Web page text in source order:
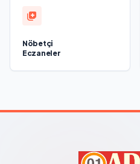
Nöbetçi
Eczaneler